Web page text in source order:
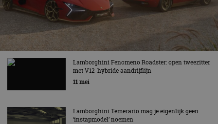
Lamborghini Fenomeno Roadster: open tweezitter
met V12-hybride aandrijflijn
11 mei
Lamborghini Temerario mag je eigenlijk geen
‘instapmodel’ noemen